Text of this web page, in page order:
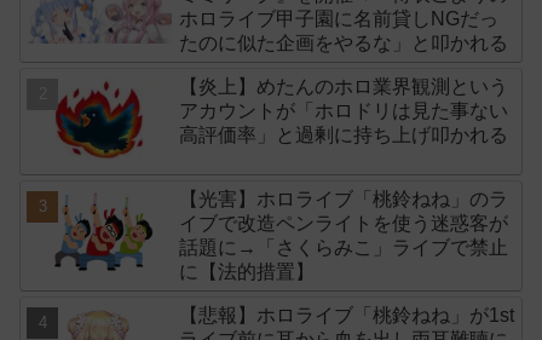
ホロライブ甲子園に名前貸しNGだっ
たのに似た企画をやるな」と叩かれる
【炎上】めたんのホロ業界観測という
アカウントが「ホロドリは見た事ない
高評価率」と過剰に持ち上げ叩かれる
【光害】ホロライブ「桃鈴ねね」のラ
イブで改造ペンライトを使う迷惑客が
話題に→「さくらみこ」ライブで禁止
に【法的措置】
【悲報】ホロライブ「桃鈴ねね」が1st